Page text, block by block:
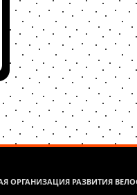
ОРГАНИЗАЦИЯ РАЗВИТИЯ